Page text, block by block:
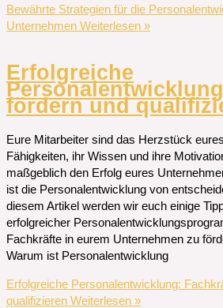
Bewährte Strategien für die
Unternehmen Weiterlesen »
Erfolgreiche
fördern und
Eure Mitarbeiter sind das Herzstück
Fähigkeiten, ihr Wissen und ihre
maßgeblich den Erfolg eures
ist die Personalentwicklung von
diesem Artikel werden wir euch einige
erfolgreicher
Fachkräfte in eurem Unternehmen zu
Warum ist Personalentwicklung
Erfolgreiche Personalentwicklung:
qualifizieren Weiterlesen »